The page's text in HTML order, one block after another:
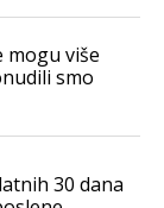
mogu više
smo
30 dana